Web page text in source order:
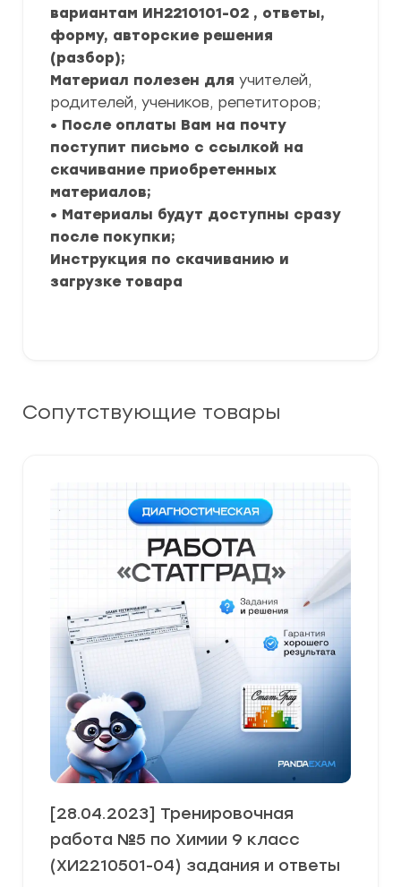
вариантам ИН2210101-02 , ответы,
форму, авторские решения
(разбор);
Материал полезен для учителей,
родителей, учеников, репетиторов;
• После оплаты Вам на почту
поступит письмо с ссылкой на
скачивание приобретенных
материалов;
• Материалы будут доступны сразу
после покупки;
Инструкция по скачиванию и
загрузке товара
Сопутствующие товары
[28.04.2023] Тренировочная
работа №5 по Химии 9 класс
(ХИ2210501-04) задания и ответы